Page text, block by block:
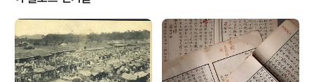
옮겼다)가 그걸 살리겠다고 동분서주할 때라, 나한테까지
논문 제출 의뢰가 왔었던 것이니그 무렵 이 잡지에 두세편
논문을 거푸 투고한 계기가 김 교수와의 이런 인연에서 비
롯되었음을 위선 밝혀둔다. 문제의 논문 서지사항은 아래
와 같다. 설림(說林) : 천마총(天馬塚..